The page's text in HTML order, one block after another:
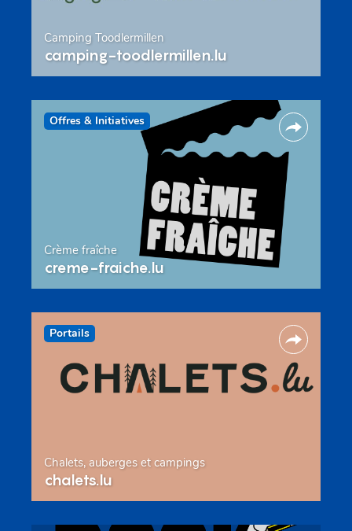
Camping Toodlermillen
camping-toodlermillen.lu
Offres & Initiatives
Crème fraîche
creme-fraiche.lu
Portails
Chalets, auberges et campings
chalets.lu